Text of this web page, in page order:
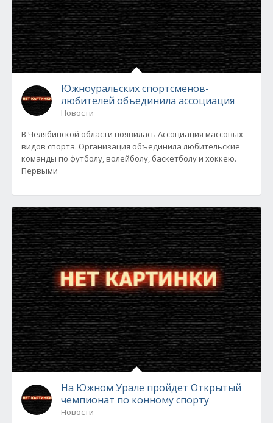
Южноуральских спортсменов-
любителей объединила ассоциация
Новости
В Челябинской области появилась Ассоциация массовых
видов спорта. Организация объединила любительские
команды по футболу, волейболу, баскетболу и хоккею.
Первыми
На Южном Урале пройдет Открытый
чемпионат по конному спорту
Новости